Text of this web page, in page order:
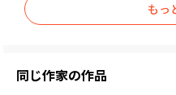
もっ
同じ作家の作品